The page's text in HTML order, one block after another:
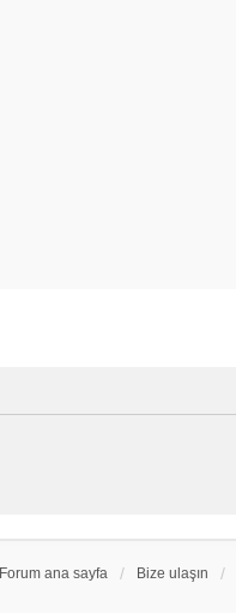
Forum ana sayfa Bize ulaşın